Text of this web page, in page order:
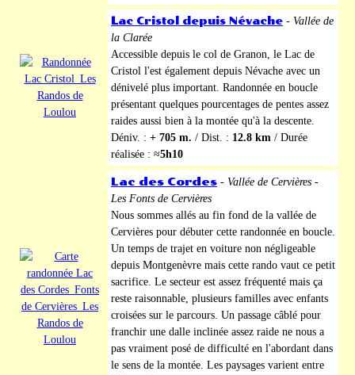
Lac Cristol depuis Névache - Vallée de
la Clarée
Accessible depuis le col de Granon, le Lac de
Cristol l'est également depuis Névache avec un
dénivelé plus important. Randonnée en boucle
présentant quelques pourcentages de pentes assez
raides aussi bien à la montée qu'à la descente.
Déniv. : + 705 m. / Dist. : 12.8 km / Durée
réalisée : ≈5h10
Lac des Cordes - Vallée de Cervières -
Les Fonts de Cervières
Nous sommes allés au fin fond de la vallée de
Cervières pour débuter cette randonnée en boucle.
Un temps de trajet en voiture non négligeable
depuis Montgenèvre mais cette rando vaut ce petit
sacrifice. Le secteur est assez fréquenté mais ça
reste raisonnable, plusieurs familles avec enfants
croisées sur le parcours. Un passage câblé pour
franchir une dalle inclinée assez raide ne nous a
pas vraiment posé de difficulté en l'abordant dans
le sens de la montée. Les paysages varient entre